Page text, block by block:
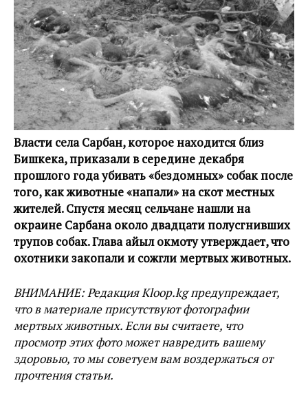
Власти села Сарбан, которое находится близ
Бишкека, приказали в середине декабря
прошлого года убивать «бездомных» собак после
того, как животные «напали» на скот местных
жителей. Спустя месяц сельчане нашли на
окраине Сарбана около двадцати полусгнивших
трупов собак. Глава айыл окмоту утверждает, что
охотники закопали и сожгли мертвых животных.
ВНИМАНИЕ: Редакция Kloop.kg предупреждает,
что в материале присутствуют фотографии
мертвых животных. Если вы считаете, что
просмотр этих фото может навредить вашему
здоровью, то мы советуем вам воздержаться от
прочтения статьи.